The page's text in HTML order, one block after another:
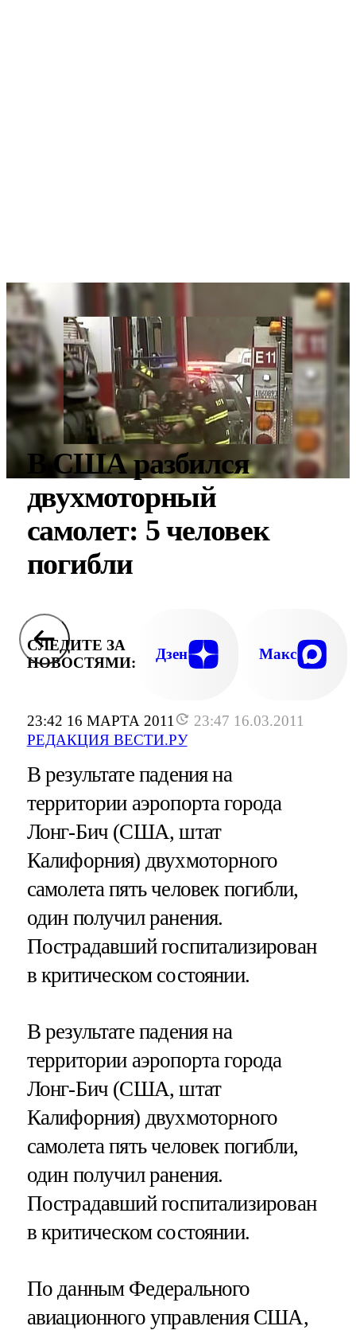
23:42 16 МАРТА 2011
23:47 16.03.2011
РЕДАКЦИЯ ВЕСТИ.РУ
В США разбился
двухмоторный
самолет: 5 человек
погибли
СЛЕДИТЕ ЗА
НОВОСТЯМИ:
Дзен Макс
В результате падения на
территории аэропорта города
Лонг-Бич (США, штат
Калифорния) двухмоторного
самолета пять человек погибли,
один получил ранения.
Пострадавший госпитализирован
в критическом состоянии.
В результате падения на
территории аэропорта города
Лонг-Бич (США, штат
Калифорния) двухмоторного
самолета пять человек погибли,
один получил ранения.
Пострадавший госпитализирован
в критическом состоянии.
По данным Федерального
авиационного управления США,